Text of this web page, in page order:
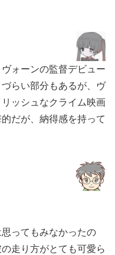
ォーンの監督デビュー
らい部分もあるが、ヴ
ッシュなクライム映画
だが、納得感を持って
ってもみなかったの
走り方がとても可愛ら